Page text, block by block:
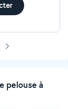
Page
pelouse à